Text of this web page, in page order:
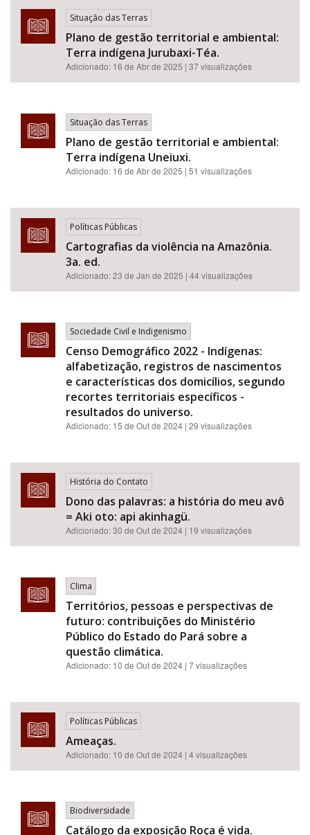
Subtema
Área de Levantamento
Área Protegida
Situação das Terras
Plano de gestão territorial e ambiental:
Terra indígena Jurubaxi-Téa.
Adicionado: 16 de Abr de 2025 | 37 visualizações
Situação das Terras
Plano de gestão territorial e ambiental:
Terra indígena Uneiuxi.
Adicionado: 16 de Abr de 2025 | 51 visualizações
Políticas Públicas
Cartografias da violência na Amazônia.
3a. ed.
Adicionado:23 de Jan de 2025 | 44 visualizações
Sociedade Civil e Indigenismo
Censo Demográfico 2022 - Indígenas:
alfabetização, registros de nascimentos
e características dos domicílios, segundo
recortes territoriais específicos -
resultados do universo.
Adicionado: 15 de Out de 2024 | 29 visualizações
História do Contato
Dono das palavras: a história do meu avô
= Aki oto: api akinhagü.
Adicionado:30 de Out de 2024 | 19 visualizações
Clima
Territórios, pessoas e perspectivas de
futuro: contribuições do Ministério
Público do Estado do Pará sobre a
questão climática.
Adicionado: 10 de Out de 2024 | 7 visualizações
Políticas Públicas
Ameaças.
Adicionado: 10 de Out de 2024 | 4 visualizações
Biodiversidade
Catálogo da exposição Roça é vida.